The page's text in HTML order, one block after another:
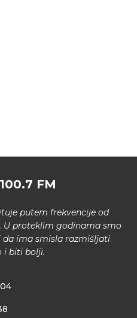
FM
putem frekvencije od
U proteklim godinama smo
da ima smisla razmišljati
i biti bolji.